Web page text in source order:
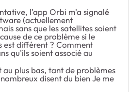
l'app Orbi m'a signalé
(actuellement
sans que les satellites soient
de ce problème si le
est différent ? Comment
qu'ils soient associé au
au plus bas, tant de problèmes
disent du bien Je me